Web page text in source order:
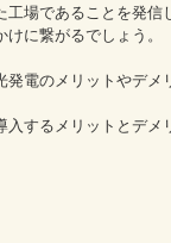
工場であることを発信
に繋がるでしょう。
発電のメリットやデメ
入するメリットとデメ